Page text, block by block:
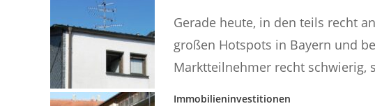
Gerade heute, in den teils recht
großen Hotspots in Bayern und
Marktteilnehmer recht schwierig,
Immobilieninvestitionen